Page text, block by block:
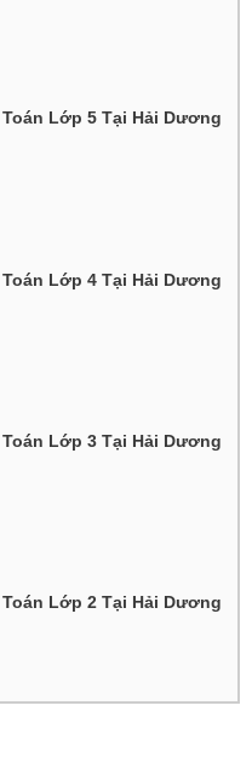
Lớp 5 Tại Hải Dương
Lớp 4 Tại Hải Dương
Lớp 3 Tại Hải Dương
Lớp 2 Tại Hải Dương